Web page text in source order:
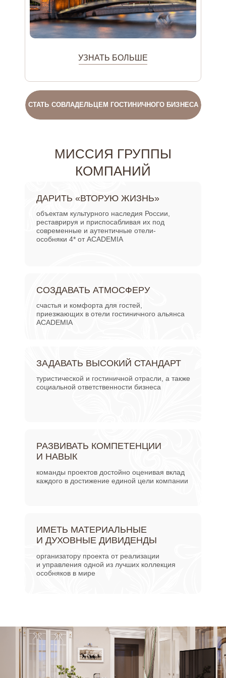
УЗНАТЬ БОЛЬШЕ
СТАТЬ СОВЛАДЕЛЬЦЕМ ГОСТИНИЧНОГО БИЗНЕСА
РАЗВИВАТЬ КОМПЕТЕНЦИИ
И НАВЫК
команды проектов достойно оценивая вклад
каждого в достижение единой цели компании
ЗАДАВАТЬ ВЫСОКИЙ СТАНДАРТ
туристической и гостиничной отрасли, а также
социальной ответственности бизнеса
ДАРИТЬ «ВТОРУЮ ЖИЗНЬ»
объектам культурного наследия России,
реставрируя и приспосабливая их под
современные и аутентичные отели-
особняки 4* от ACADEMIA
МИССИЯ ГРУППЫ
КОМПАНИЙ
СОЗДАВАТЬ АТМОСФЕРУ
счастья и комфорта для гостей,
приезжающих в отели гостиничного альянса
ACADEMIA
ИМЕТЬ МАТЕРИАЛЬНЫЕ
И ДУХОВНЫЕ ДИВИДЕНДЫ
организатору проекта от реализации
и управления одной из лучших коллекция
особняков в мире